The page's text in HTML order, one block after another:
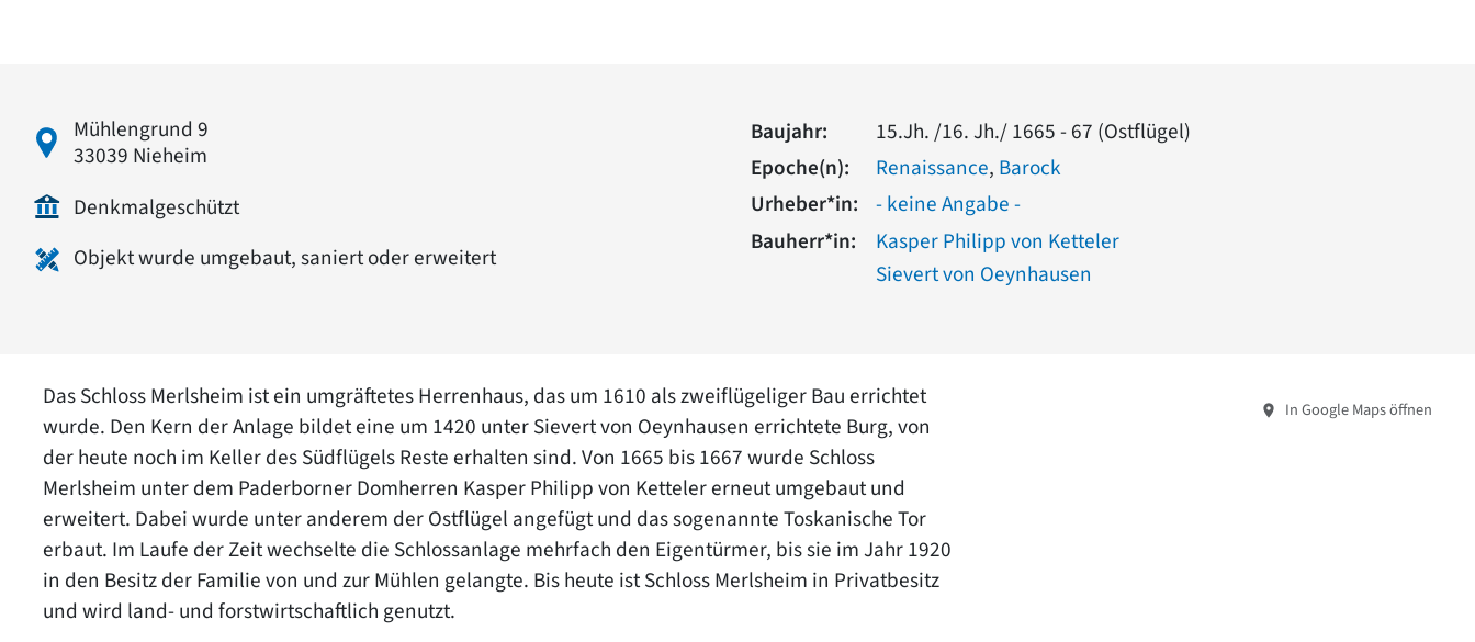
Mühlengrund 9
33039 Nieheim
Denkmalgeschützt
Objekt wurde umgebaut, saniert oder erweitert
Baujahr:
15.Jh. /16. Jh./ 1665 - 67 (Ostflügel)
Epoche(n):
Renaissance, Barock
Urheber*in:
- keine Angabe -
Bauherr*in:
Kasper Philipp von Ketteler
Sievert von Oeynhausen
Das Schloss Merlsheim ist ein umgräftetes Herrenhaus, das um 1610 als zweiflügeliger Bau errichtet
wurde. Den Kern der Anlage bildet eine um 1420 unter Sievert von Oeynhausen errichtete Burg, von
der heute noch im Keller des Südflügels Reste erhalten sind. Von 1665 bis 1667 wurde Schloss
Merlsheim unter dem Paderborner Domherren Kasper Philipp von Ketteler erneut umgebaut und
erweitert. Dabei wurde unter anderem der Ostflügel angefügt und das sogenannte Toskanische Tor
erbaut. Im Laufe der Zeit wechselte die Schlossanlage mehrfach den Eigentürmer, bis sie im Jahr 1920
in den Besitz der Familie von und zur Mühlen gelangte. Bis heute ist Schloss Merlsheim in Privatbesitz
und wird land- und forstwirtschaftlich genutzt.
In Google Maps öffnen